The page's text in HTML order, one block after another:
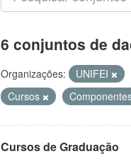
6 conjuntos de
Organizações: UNIFEI
Cursos
Cursos de Graduação